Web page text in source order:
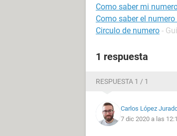
Como saber mi
Como saber el
Circulo de numero -
1 respuesta
RESPUESTA 1 / 1
Carlos López
7 dic 2020 a las